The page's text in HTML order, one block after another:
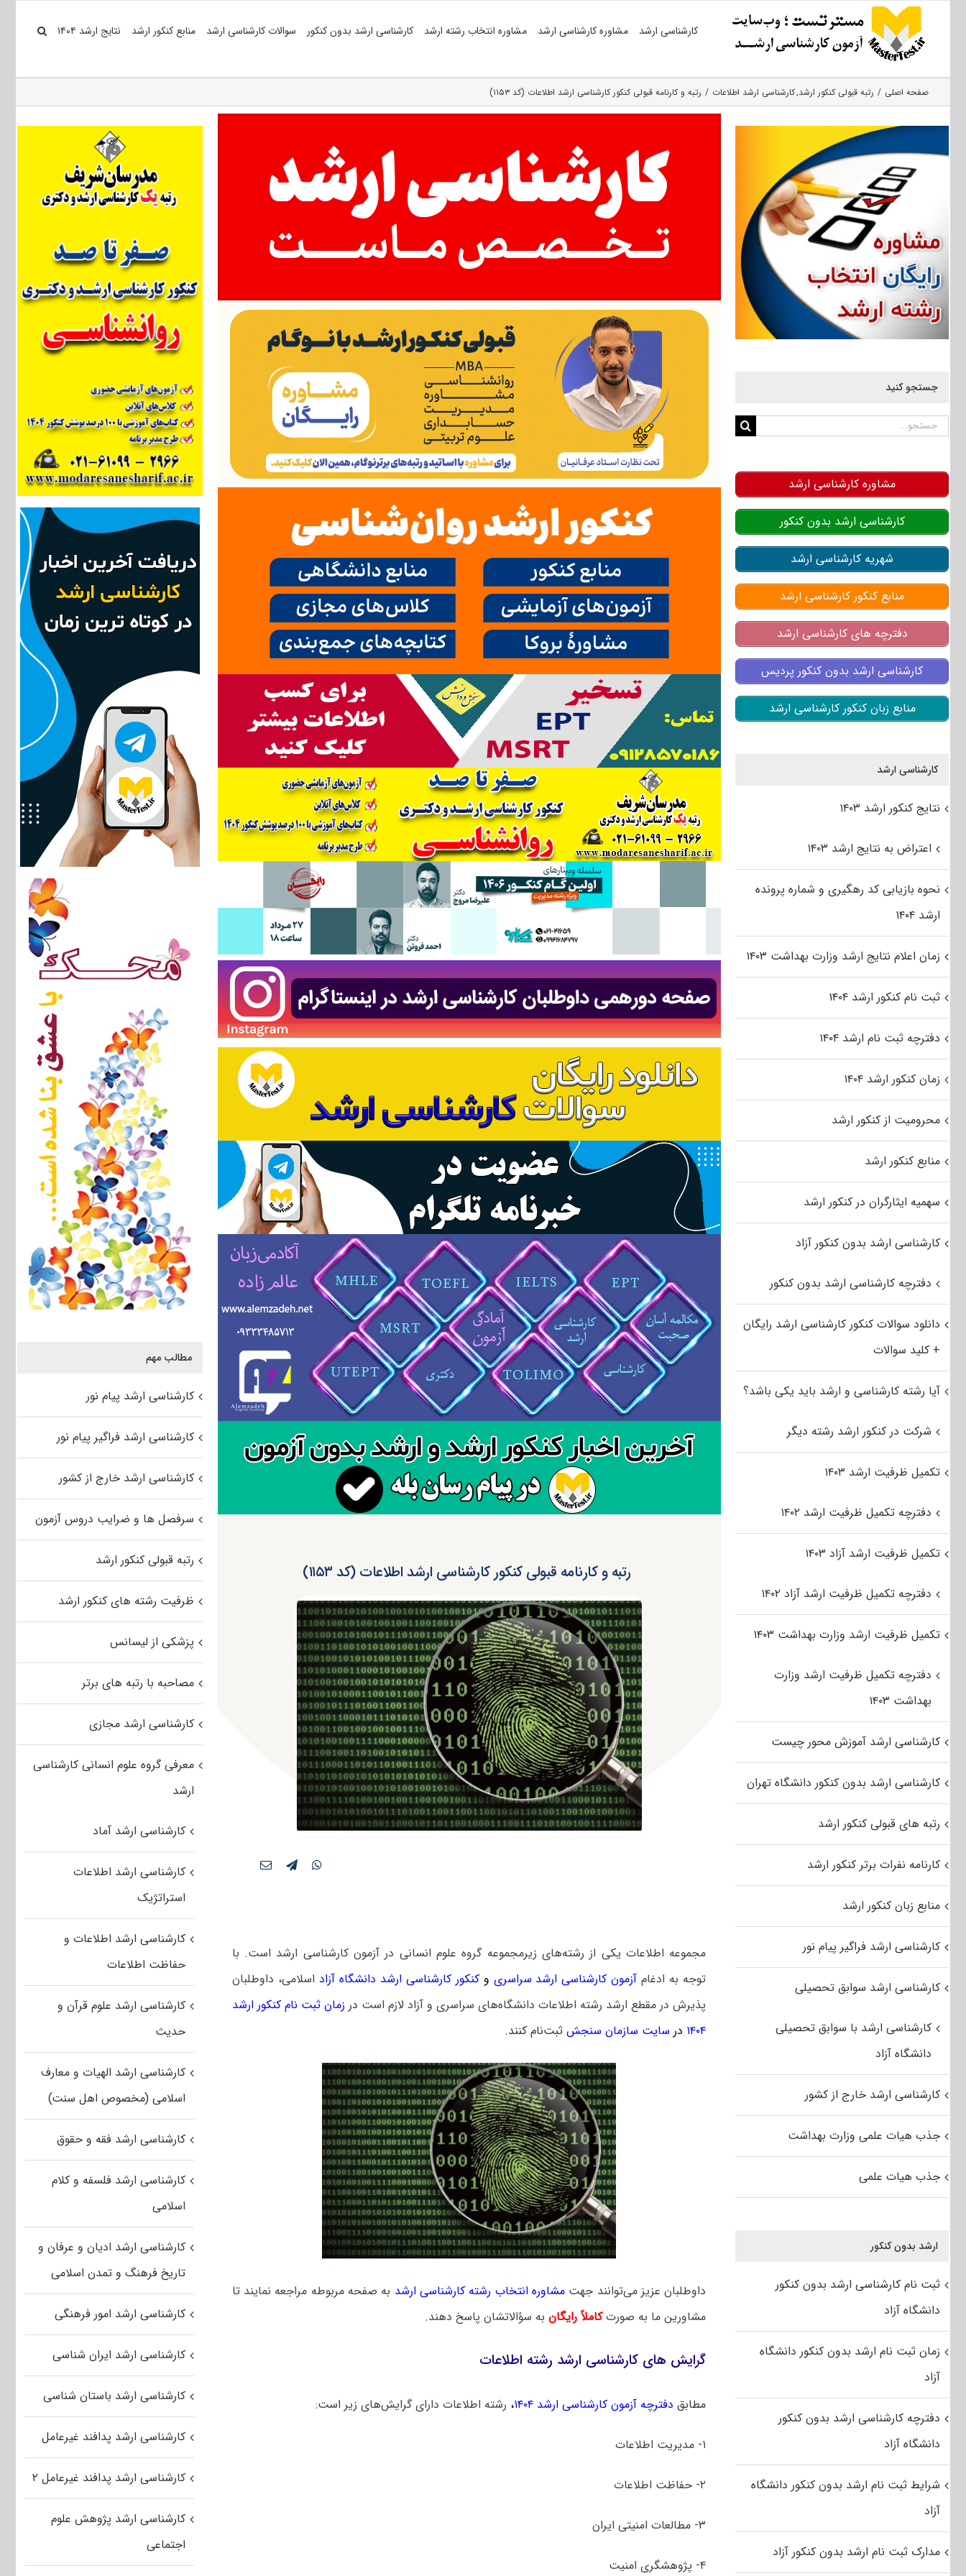
کارشناسی ارشد مشاوره کارشناسی ارشد مشاوره انتخاب رشته ارشد کارشناسی ارشد بدون کنکور سوالات کارشناسی ارشد منابع کنکور ارشد نتایج ارشد ۱۴۰۴
صفحه اصلی رتبه قبولی کنکور ارشد کارشناسی ارشد اطلاعات رتبه و کارنامه قبولی کنکور کارشناسی ارشد اطلاعات (کد ۱۱۵۳)
رتبه و کارنامه قبولی کنکور کارشناسی ارشد اطلاعات (کد ۱۱۵۳)
مجموعه اطلاعات یکی از رشته‌های زیرمجموعه گروه علوم انسانی در آزمون کارشناسی ارشد است. با
توجه به ادغام آزمون کارشناسی ارشد سراسری وکنکور کارشناسی ارشد دانشگاه آزاد اسلامی، داوطلبان
پذیرش در مقطع ارشد رشته اطلاعات دانشگاه‌های سراسری و آزاد لازم است در زمان ثبت نام کنکور ارشد
۱۴۰۴ در سایت سازمان سنجشثبت‌نام کنند.
داوطلبان عزیز می‌توانند جهت مشاوره انتخاب رشته کارشناسی ارشد به صفحه مربوطه مراجعه نمایند تا
مشاورین ما به صورتکاملاً رایگانبه سؤالاتشان پاسخ دهند.
گرایش‌ های کارشناسی ارشد رشته اطلاعات
مطابق دفترچه آزمون کارشناسی ارشد ۱۴۰۴ ، رشته اطلاعات دارای گرایش‌های زیر است:
۱- مدیریت اطلاعات
۲- حفاظت اطلاعات
۳- مطالعات امنیتی ایران
۴- پژوهشگری امنیت
مطالب مهم
کارشناسی ارشد پیام نور
کارشناسی ارشد فراگیر پیام نور
کارشناسی ارشد خارج از کشور
سرفصل ها و ضرایب دروس آزمون
رتبه قبولی کنکور ارشد
ظرفیت رشته های کنکور ارشد
پزشکی از لیسانس
مصاحبه با رتبه های برتر
کارشناسی ارشد مجازی
معرفی گروه علوم انسانی کارشناسی
ارشد
کارشناسی ارشد آماد
کارشناسی ارشد اطلاعات
استراتژیک
کارشناسی ارشد اطلاعات و
حفاظت اطلاعات
کارشناسی ارشد علوم قرآن و
حدیث
کارشناسی ارشد الهیات و معارف
اسلامی (مخصوص اهل سنت)
کارشناسی ارشد فقه و حقوق
کارشناسی ارشد فلسفه و کلام
اسلامی
کارشناسی ارشد ادیان و عرفان و
تاریخ فرهنگ و تمدن اسلامی
کارشناسی ارشد امور فرهنگی
کارشناسی ارشد ایران شناسی
کارشناسی ارشد باستان شناسی
کارشناسی ارشد پدافند غیرعامل
کارشناسی ارشد پدافند غیرعامل ۲
کارشناسی ارشد پژوهش علوم
اجتماعی
جستجو کنید
جستجو
مشاوره کارشناسی ارشد
کارشناسی ارشد بدون کنکور
شهریه کارشناسی ارشد
منابع کنکور کارشناسی ارشد
دفترچه های کارشناسی ارشد
کارشناسی ارشد بدون کنکور پردیس
منابع زبان کنکور کارشناسی ارشد
کارشناسی ارشد
نتایج کنکور ارشد ۱۴۰۳
اعتراض به نتایج ارشد ۱۴۰۳
نحوه بازیابی کد رهگیری و شماره پرونده
ارشد ۱۴۰۴
زمان اعلام نتایج ارشد وزارت بهداشت ۱۴۰۳
ثبت نام کنکور ارشد ۱۴۰۴
دفترچه ثبت نام ارشد ۱۴۰۴
زمان کنکور ارشد ۱۴۰۴
محرومیت از کنکور ارشد
منابع کنکور ارشد
سهمیه ایثارگران در کنکور ارشد
کارشناسی ارشد بدون کنکور آزاد
دفترچه کارشناسی ارشد بدون کنکور
دانلود سوالات کنکور کارشناسی ارشد رایگان
+ کلید سوالات
آیا رشته کارشناسی و ارشد باید یکی باشد؟
شرکت در کنکور ارشد رشته دیگر
تکمیل ظرفیت ارشد ۱۴۰۳
دفترچه تکمیل ظرفیت ارشد ۱۴۰۲
تکمیل ظرفیت ارشد آزاد ۱۴۰۳
دفترچه تکمیل ظرفیت ارشد آزاد ۱۴۰۲
تکمیل ظرفیت ارشد وزارت بهداشت ۱۴۰۳
دفترچه تکمیل ظرفیت ارشد وزارت
بهداشت ۱۴۰۳
کارشناسی ارشد آموزش محور چیست
کارشناسی ارشد بدون کنکور دانشگاه تهران
رتبه های قبولی کنکور ارشد
کارنامه نفرات برتر کنکور ارشد
منابع زبان کنکور ارشد
کارشناسی ارشد فراگیر پیام نور
کارشناسی ارشد سوابق تحصیلی
کارشناسی ارشد با سوابق تحصیلی
دانشگاه آزاد
کارشناسی ارشد خارج از کشور
جذب هیات علمی وزارت بهداشت
جذب هیات علمی
ارشد بدون کنکور
ثبت نام کارشناسی ارشد بدون کنکور
دانشگاه آزاد
زمان ثبت نام ارشد بدون کنکور دانشگاه
آزاد
دفترچه کارشناسی ارشد بدون کنکور
دانشگاه آزاد
شرایط ثبت نام ارشد بدون کنکور دانشگاه
آزاد
مدارک ثبت نام ارشد بدون کنکور آزاد